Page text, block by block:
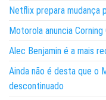
Netflix prepara mudança
Motorola anuncia
Alec Benjamin é a mais
Ainda não é desta que o
descontinuado